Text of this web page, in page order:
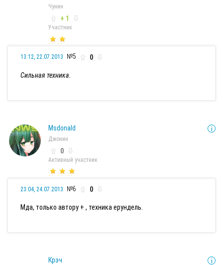
Чунин
+ 1
Участник
13:12, 22.07.2013 №5 0
Сильная техника.
Msdonald
Джонин
0
Активный участник
23:04, 24.07.2013 №6 0
Мда, только автору + , техника ерундель.
Крэч